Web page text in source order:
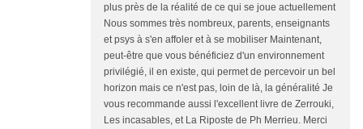
plus près de la réalité de ce qui se joue actuellement
Nous sommes très nombreux, parents, enseignants
et psys à s'en affoler et à se mobiliser Maintenant,
peut-être que vous bénéficiez d'un environnement
privilégié, il en existe, qui permet de percevoir un bel
horizon mais ce n'est pas, loin de là, la généralité Je
vous recommande aussi l'excellent livre de Zerrouki,
Les incasables, et La Riposte de Ph Merrieu. Merci